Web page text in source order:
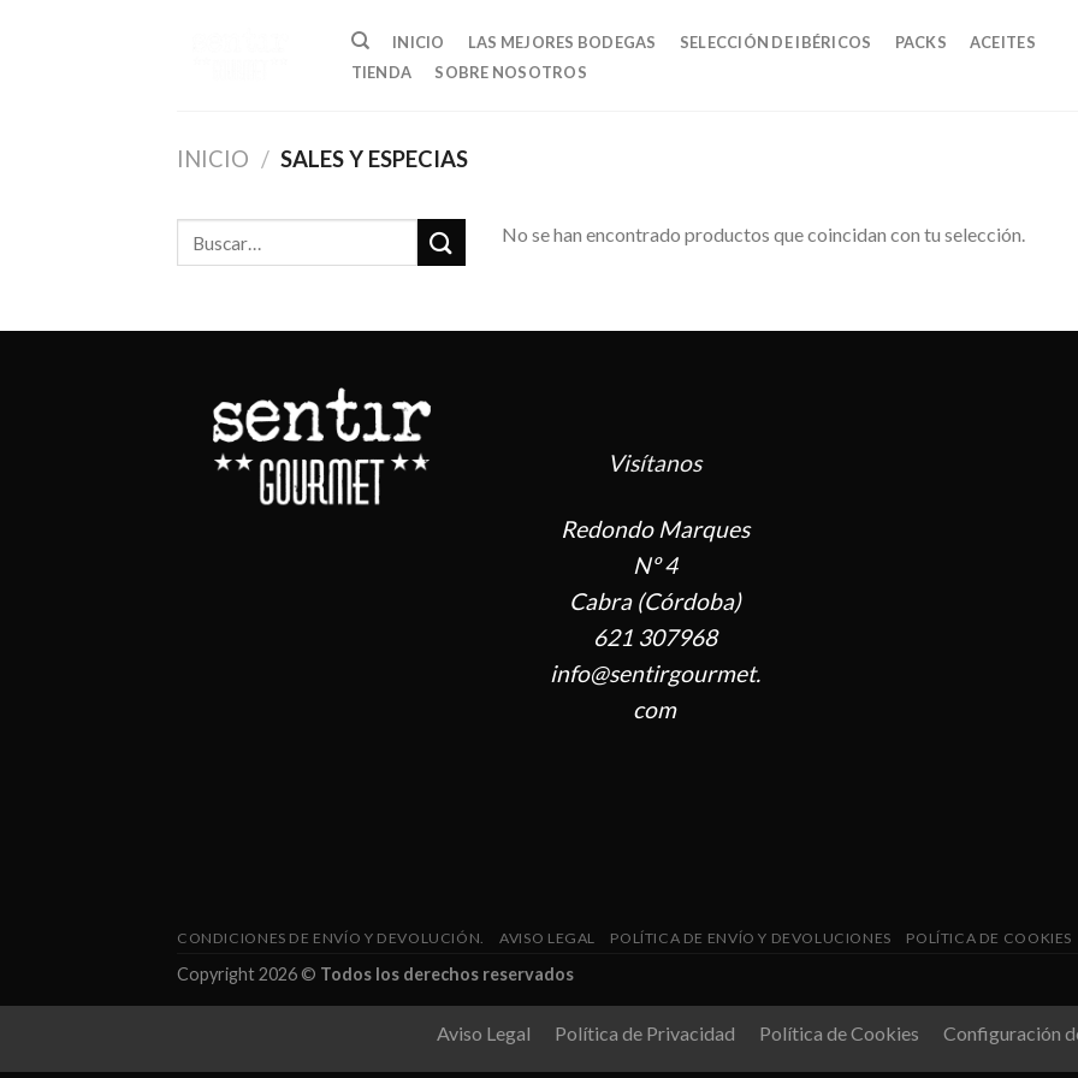
INICIO LAS MEJORES BODEGAS SELECCIÓN DE IBÉRICOS PACKS
ACEITES
TIENDA
SOBRE NOSOTROS
INICIO / SALES Y ESPECIAS
No se han encontrado productos que coincidan con tu selección.
Visítanos
Redondo Marques
Nº 4
Cabra (Córdoba)
621 307968
info@sentirgourmet.
com
CONDICIONES DE ENVÍO Y DEVOLUCIÓN. AVISO LEGAL POLÍTICA DE ENVÍO Y DEVOLUCIONES POLÍTICA DE COOKIES
Copyright 2026 © Todos los derechos reservados
Aviso Legal Política de Privacidad Política de Cookies Configuración